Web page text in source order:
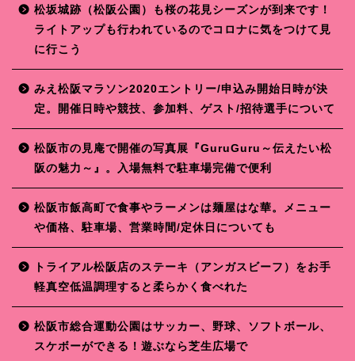
松坂城跡（松阪公園）も桜の花見シーズンが到来です！
ライトアップも行われているのでコロナに気をつけて見
に行こう
みえ松阪マラソン2020エントリー/申込み開始日時が決
定。開催日時や競技、参加料、ゲスト/招待選手について
松阪市の見庵で開催の写真展『GuruGuru～伝えたい松
阪の魅力～』。入場無料で駐車場完備で便利
松阪市飯高町で食事やラーメンは麺屋はな華。メニュー
や価格、駐車場、営業時間/定休日についても
トライアル松阪店のステーキ（アンガスビーフ）をお手
軽真空低温調理すると柔らかく食べれた
松阪市総合運動公園はサッカー、野球、ソフトボール、
スケボーができる！遊ぶなら芝生広場で